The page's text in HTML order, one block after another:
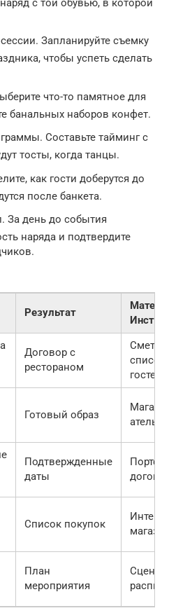
с той обувью, в которой
Запланируйте съемку
чтобы успеть сделать
что-то памятное для
банальных наборов конфет.
Составьте тайминг с
тосты, когда танцы.
как гости доберутся до
после банкета.
За день до события
наряда и подтвердите
Результат
Договор с
рестораном
Смета,
список
гостей
Готовый образ
ателье
Подтвержденные
даты
Список покупок
План
мероприятия